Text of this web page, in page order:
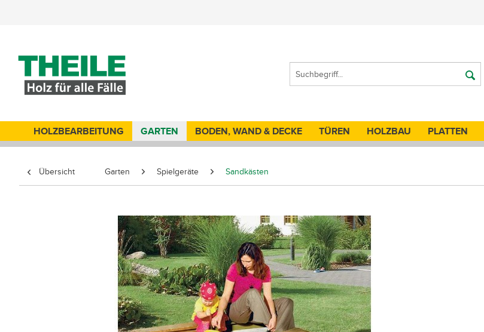
HOLZBEARBEITUNG GARTEN BODEN, WAND & DECKE TÜREN HOLZBAU PLATTEN
Übersicht Garten Spielgeräte Sandkästen